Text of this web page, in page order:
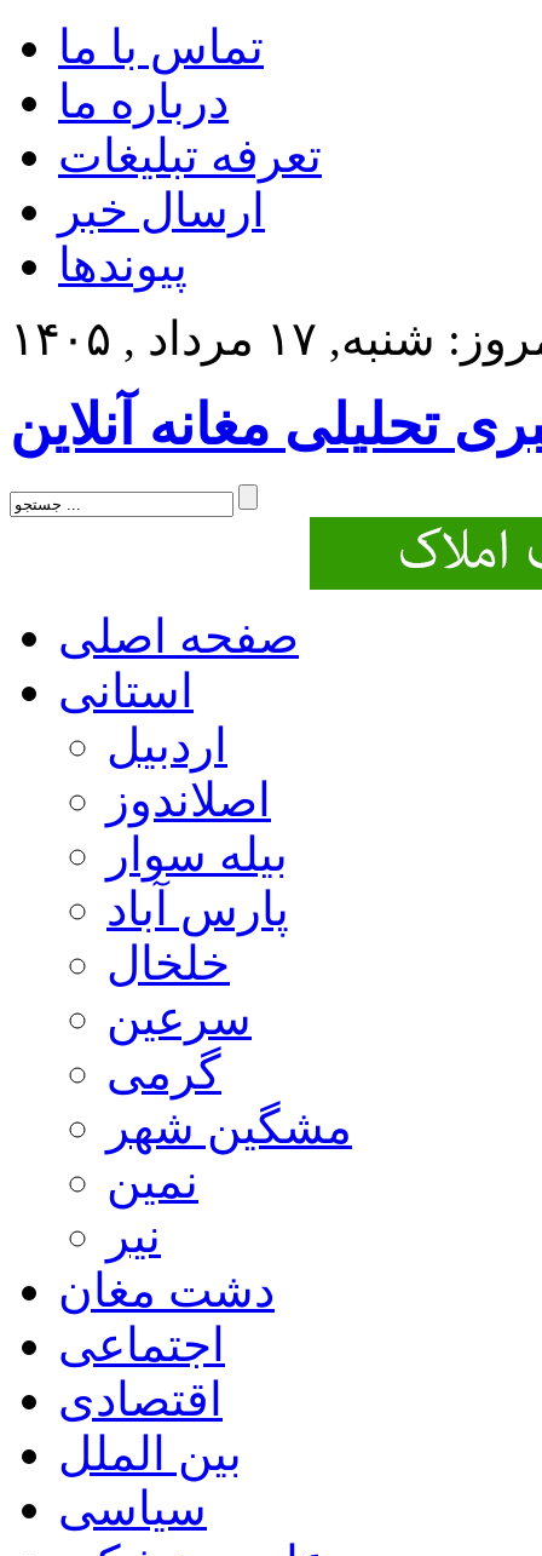
تماس با ما
درباره ما
تعرفه تبلیغات
ارسال خبر
پیوندها
شنبه, ۱۷ مرداد , ۱۴۰۵
تحلیلی مغانه آنلاین
صفحه اصلی
استانی
اردبیل
اصلاندوز
بیله سوار
پارس آباد
خلخال
سرعین
گرمی
مشگین شهر
نمین
نیر
دشت مغان
اجتماعی
اقتصادی
بین الملل
سیاسی